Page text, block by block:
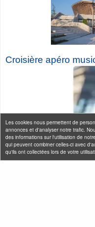
Les cookies nous permettent de
annonces et d'analyser notre trafic.
des informations sur l'utilisation de
qui peuvent combiner celles-ci avec
qu'ils ont collectées lors de votre
Croisière apéro